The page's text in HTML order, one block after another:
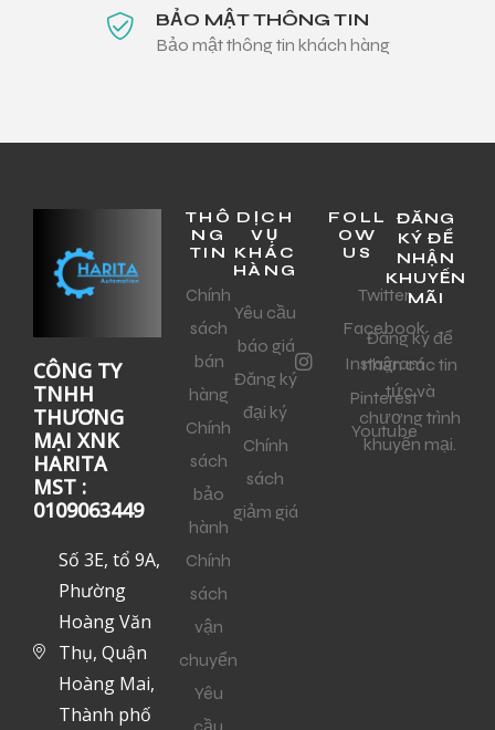
BẢO MẬT THÔNG TIN
Bảo mật thông tin khách hàng
CÔNG TY
TNHH
THƯƠNG
MẠI XNK
HARITA
MST :
0109063449
Số 3E, tổ 9A,
Phường
Hoàng Văn
Thụ, Quận
Hoàng Mai,
Thành phố
THÔ
NG
TIN
Chính
sách
bán
hàng
Chính
sách
bảo
hành
Chính
sách
vận
chuyển
Yêu
DỊCH
VỤ
KHÁC
HÀNG
Yêu cầu
báo giá
Đăng ký
đại ký
Chính
sách
giảm giá
FOLL
OW
US
Twitter
Facebook
Instagram
Pinterest
Youtube
ĐĂNG
KÝ ĐỂ
NHẬN
KHUYẾN
MÃI
Đăng ký để
nhận các tin
tức và
chương trình
khuyến mại.